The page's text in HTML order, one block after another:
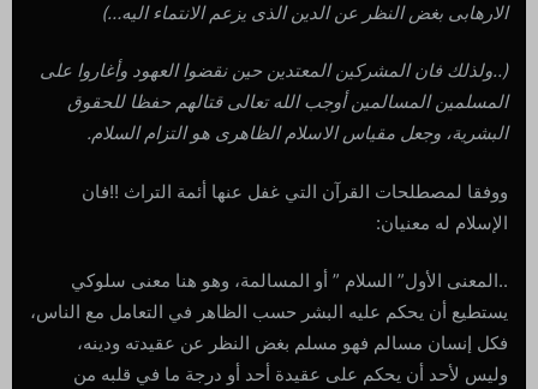
الارهابى بغض النظر عن الدين الذى يزعم الانتماء اليه…)
(..ولذلك فان المشركين المعتدين حين نقضوا العهود وأغاروا على
المسلمين المسالمين أوجب الله تعالى قتالهم حفظا للحقوق
البشرية، وجعل مقياس الاسلام الظاهرى هو التزام السلام.
ووفقا لمصطلحات القرآن التي غفل عنها أئمة التراث !!فان
الإسلام له معنيان:
..المعنى الأول” السلام ” أو المسالمة، وهو هنا معنى سلوكي
يستطيع أن يحكم عليه البشر حسب الظاهر في التعامل مع الناس،
فكل إنسان مسالم فهو مسلم بغض النظر عن عقيدته ودينه،
وليس لأحد أن يحكم على عقيدة أحد أو درجة ما في قلبه من